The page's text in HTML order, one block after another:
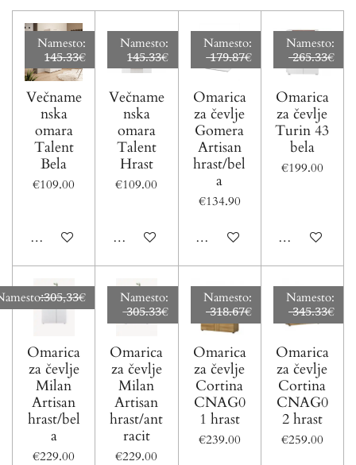
Namesto:
1̶4̶5̶.̶3̶3̶€
Večname
nska
omara
Talent
Bela
€109.00
Add to cart
Namesto:
1̶4̶5̶.̶3̶3̶€
Večname
nska
omara
Talent
Hrast
€109.00
Add to cart
Namesto:
̶̶1̶7̶9̶.̶8̶7̶€
Omarica
za čevlje
Gomera
Artisan
hrast/bel
a
€134.90
Add to cart
Namesto:
̶̶̶̶̶2̶6̶5̶.̶3̶3̶€
Omarica
za čevlje
Turin 43
bela
€199.00
Add to cart
Omarica
za čevlje
Milan
Artisan
hrast/bel
a
€229.00
Namesto:
̶3̶0̶5̶.̶3̶3̶€
Omarica
za čevlje
Milan
Artisan
hrast/ant
racit
€229.00
Namesto:
̶̶̶̶̶̶̶̶̶̶̶̶̶̶̶̶̶̶̶̶̶̶̶̶̶̶3̶1̶8̶.̶6̶7̶€
Omarica
za čevlje
Cortina
CNAG0
1 hrast
€239.00
Namesto:
̶̶̶̶̶̶̶̶̶̶̶̶̶̶̶̶̶̶̶̶̶̶̶̶̶̶̶3̶4̶5̶.̶3̶3̶€
Omarica
za čevlje
Cortina
CNAG0
2 hrast
€259.00